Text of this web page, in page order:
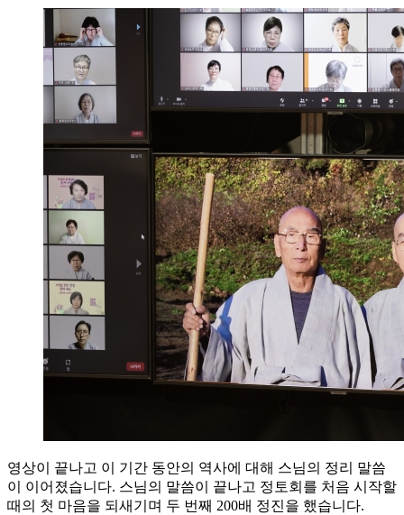
영상이 끝나고 이 기간 동안의 역사에 대해 스님의 정리 말씀
이 이어졌습니다. 스님의 말씀이 끝나고 정토회를 처음 시작할
때의 첫 마음을 되새기며 두 번째 200배 정진을 했습니다.